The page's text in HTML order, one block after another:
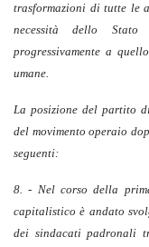
trasformazioni di tutte le
necessità dello
progressivamente a
umane.
La posizione del partito
del movimento operaio
seguenti:
8. - Nel corso della
capitalistico è andato
dei sindacati padronali